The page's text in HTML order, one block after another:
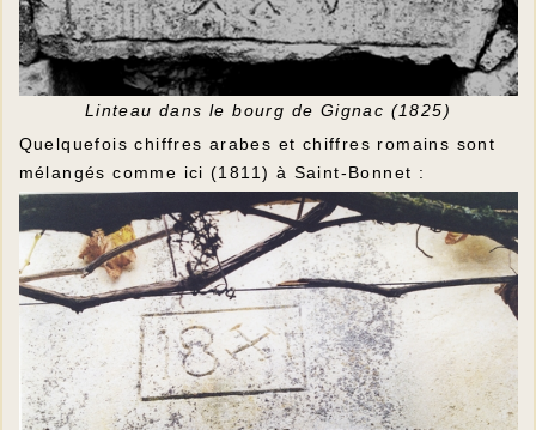
Linteau dans le bourg de Gignac (1825)
Quelquefois chiffres arabes et chiffres romains sont
mélangés comme ici (1811) à Saint-Bonnet :